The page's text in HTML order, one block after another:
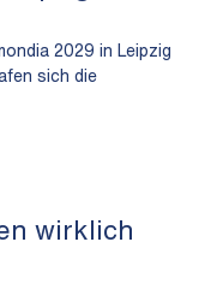
2029 in Leipzig
sich die
wirklich